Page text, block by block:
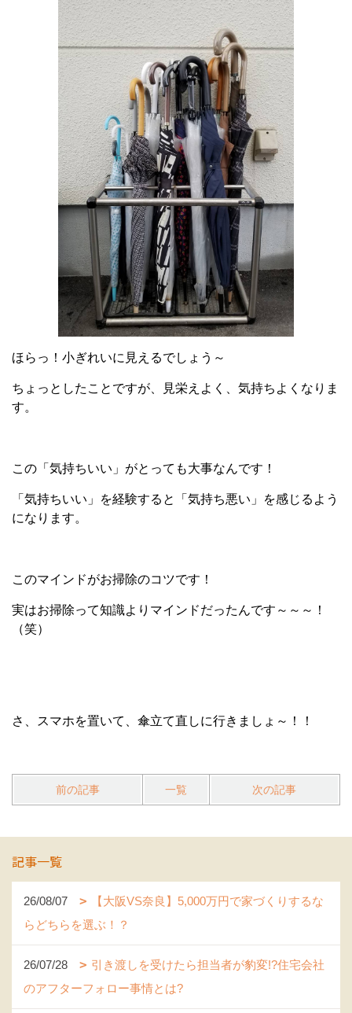
ほらっ！小ぎれいに見えるでしょう～
ちょっとしたことですが、見栄えよく、気持ちよくなりま
す。
この「気持ちいい」がとっても大事なんです！
「気持ちいい」を経験すると「気持ち悪い」を感じるよう
になります。
このマインドがお掃除のコツです！
実はお掃除って知識よりマインドだったんです～～～！
（笑）
さ、スマホを置いて、傘立て直しに行きましょ～！！
前の記事 一覧 次の記事
記事一覧
26/08/07
【大阪VS奈良】5,000万円で家づくりするな
らどちらを選ぶ！？
26/07/28
引き渡しを受けたら担当者が豹変!?住宅会社
のアフターフォロー事情とは?